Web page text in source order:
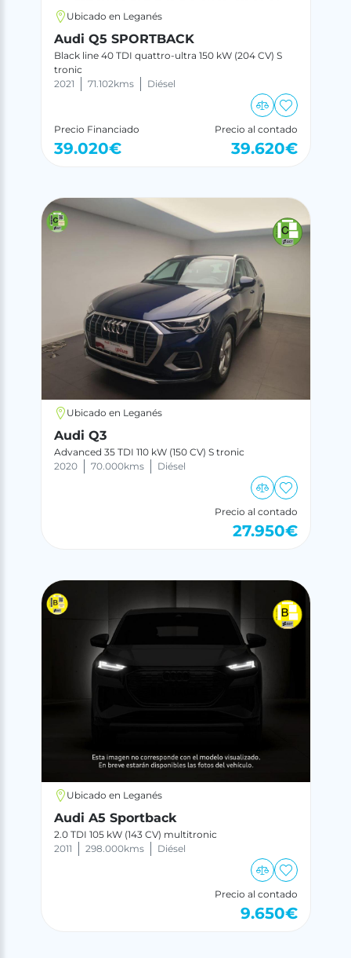
Ubicado en Leganés
Audi Q5 SPORTBACK
Black line 40 TDI quattro-ultra 150 kW (204 CV) S
tronic
2021
71.102kms Diésel
Precio Financiado
39.020€
Precio al contado
39.620€
Ubicado en Leganés
Audi Q3
Advanced 35 TDI 110 kW (150 CV) S tronic
2020
70.000kms Diésel
Precio al contado
27.950€
Ubicado en Leganés
Audi A5 Sportback
2.0 TDI 105 kW (143 CV) multitronic
2011
298.000kms Diésel
Precio al contado
9.650€